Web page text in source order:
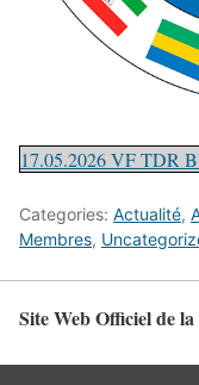
17.05.2026 VF TDR
Categories: Actualité,
Membres,
Site Web Officiel de